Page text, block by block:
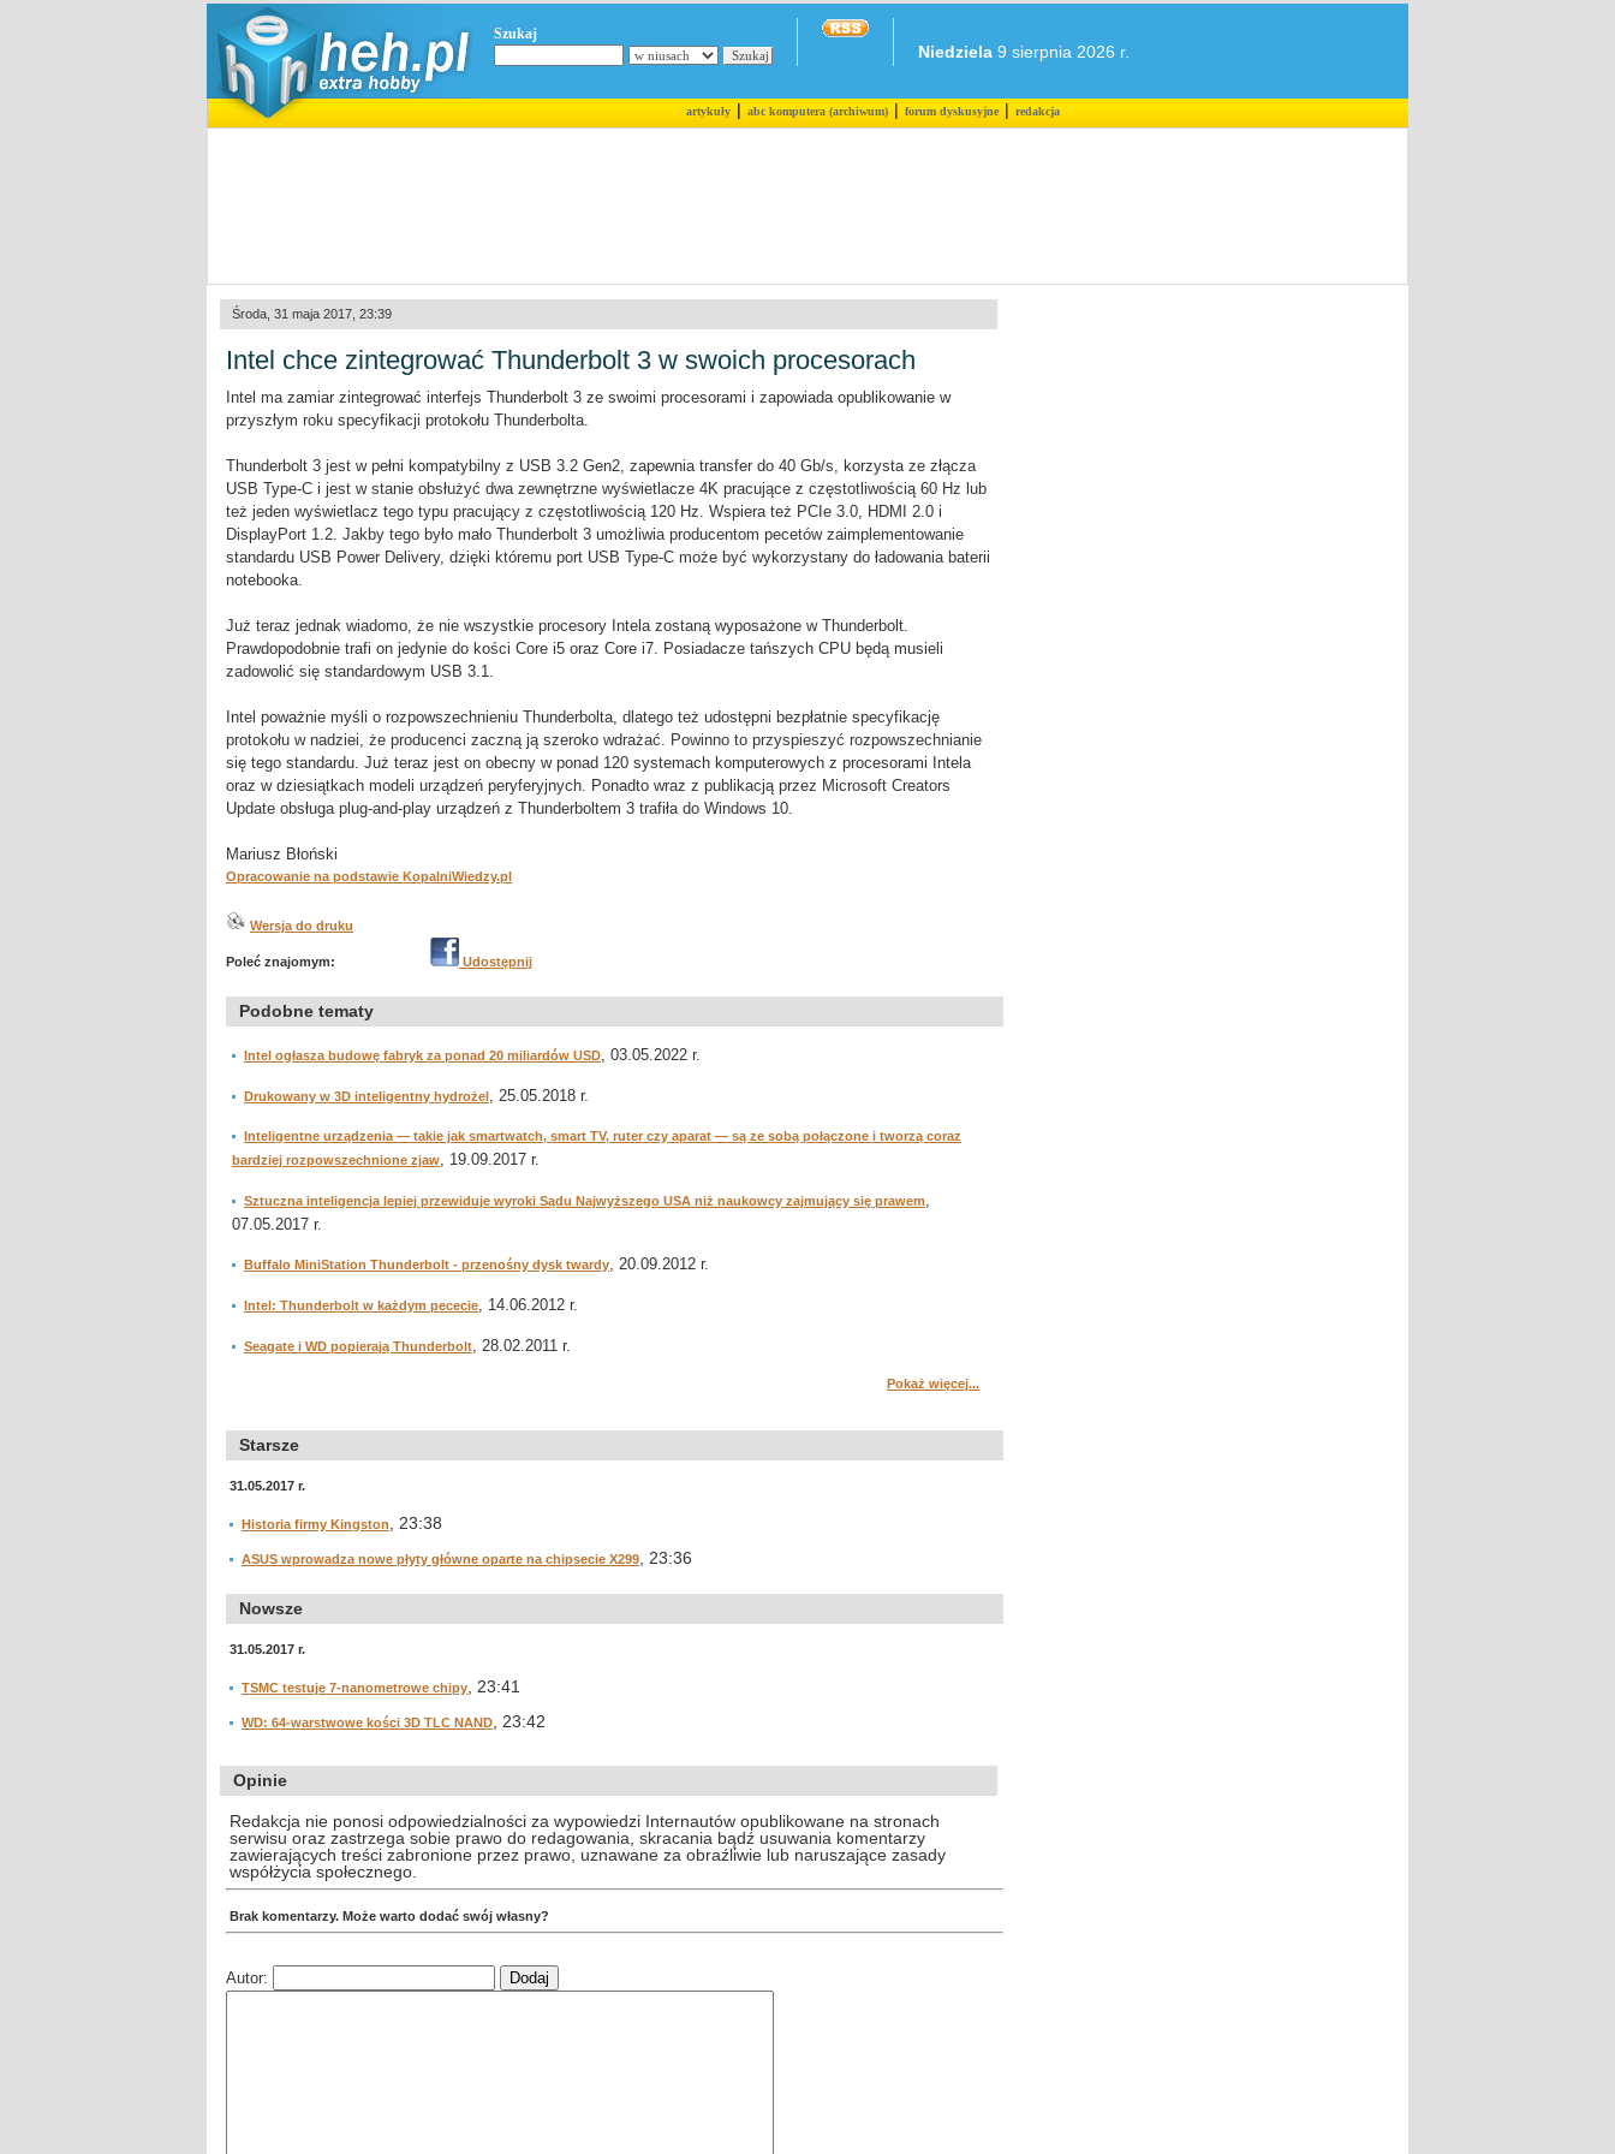
Szukaj
Niedziela 9 sierpnia 2026 r.
artykuły|abc komputera (archiwum)|forum dyskusyjne|redakcja
Środa, 31 maja 2017, 23:39
Intel chce zintegrować Thunderbolt 3 w swoich procesorach
Intel ma zamiar zintegrować interfejs Thunderbolt 3 ze swoimi procesorami i zapowiada opublikowanie w
przyszłym roku specyfikacji protokołu Thunderbolta.
Thunderbolt 3 jest w pełni kompatybilny z USB 3.2 Gen2, zapewnia transfer do 40 Gb/s, korzysta ze złącza
USB Type-C i jest w stanie obsłużyć dwa zewnętrzne wyświetlacze 4K pracujące z częstotliwością 60 Hz lub
też jeden wyświetlacz tego typu pracujący z częstotliwością 120 Hz. Wspiera też PCIe 3.0, HDMI 2.0 i
DisplayPort 1.2. Jakby tego było mało Thunderbolt 3 umożliwia producentom pecetów zaimplementowanie
standardu USB Power Delivery, dzięki któremu port USB Type-C może być wykorzystany do ładowania baterii
notebooka.
Już teraz jednak wiadomo, że nie wszystkie procesory Intela zostaną wyposażone w Thunderbolt.
Prawdopodobnie trafi on jedynie do kości Core i5 oraz Core i7. Posiadacze tańszych CPU będą musieli
zadowolić się standardowym USB 3.1.
Intel poważnie myśli o rozpowszechnieniu Thunderbolta, dlatego też udostępni bezpłatnie specyfikację
protokołu w nadziei, że producenci zaczną ją szeroko wdrażać. Powinno to przyspieszyć rozpowszechnianie
się tego standardu. Już teraz jest on obecny w ponad 120 systemach komputerowych z procesorami Intela
oraz w dziesiątkach modeli urządzeń peryferyjnych. Ponadto wraz z publikacją przez Microsoft Creators
Update obsługa plug-and-play urządzeń z Thunderboltem 3 trafiła do Windows 10.
Mariusz Błoński
Opracowanie na podstawie KopalniWiedzy.pl
Wersja do druku
Poleć znajomym: Udostępnij
Podobne tematy
Intel ogłasza budowę fabryk za ponad 20 miliardów USD, 03.05.2022 r.
Drukowany w 3D inteligentny hydrożel, 25.05.2018 r.
Inteligentne urządzenia — takie jak smartwatch, smart TV, ruter czy aparat — są ze sobą połączone i tworzą coraz
bardziej rozpowszechnione zjaw, 19.09.2017 r.
Sztuczna inteligencja lepiej przewiduje wyroki Sądu Najwyższego USA niż naukowcy zajmujący się prawem,
07.05.2017 r.
Buffalo MiniStation Thunderbolt - przenośny dysk twardy, 20.09.2012 r.
Intel: Thunderbolt w każdym pececie, 14.06.2012 r.
Seagate i WD popierają Thunderbolt, 28.02.2011 r.
Pokaż więcej...
Starsze
31.05.2017 r.
Historia firmy Kingston , 23:38
ASUS wprowadza nowe płyty główne oparte na chipsecie X299 , 23:36
Nowsze
31.05.2017 r.
TSMC testuje 7-nanometrowe chipy , 23:41
WD: 64-warstwowe kości 3D TLC NAND , 23:42
Opinie
Redakcja nie ponosi odpowiedzialności za wypowiedzi Internautów opublikowane na stronach
serwisu oraz zastrzega sobie prawo do redagowania, skracania bądź usuwania komentarzy
zawierających treści zabronione przez prawo, uznawane za obraźliwie lub naruszające zasady
współżycia społecznego.
Brak komentarzy. Może warto dodać swój własny?
Autor: